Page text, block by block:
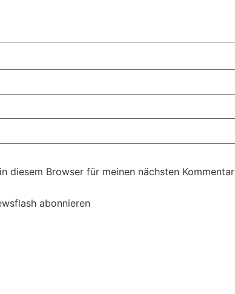
diesem Browser für meinen nächsten Kommentar
abonnieren